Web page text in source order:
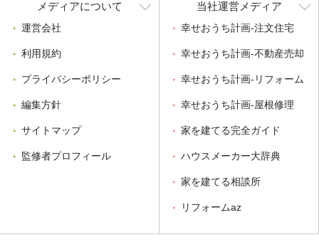
メディアについて
運営会社
利用規約
プライバシーポリシー
編集方針
サイトマップ
監修者プロフィール
当社運営メディア
幸せおうち計画-注文住宅
幸せおうち計画-不動産売却
幸せおうち計画-リフォーム
幸せおうち計画-屋根修理
家を建てる完全ガイド
ハウスメーカー大辞典
家を建てる相談所
リフォームaz